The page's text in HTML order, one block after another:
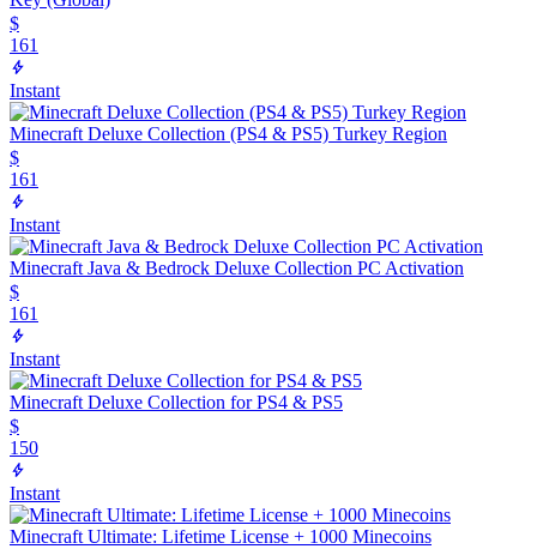
$
161
Instant
Minecraft Deluxe Collection (PS4 & PS5) Turkey Region
$
161
Instant
Minecraft Java & Bedrock Deluxe Collection PC Activation
$
161
Instant
Minecraft Deluxe Collection for PS4 & PS5
$
150
Instant
Minecraft Ultimate: Lifetime License + 1000 Minecoins